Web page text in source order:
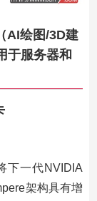
AI绘图/3D建
于服务器和
下一代NVIDIA
架构具有增